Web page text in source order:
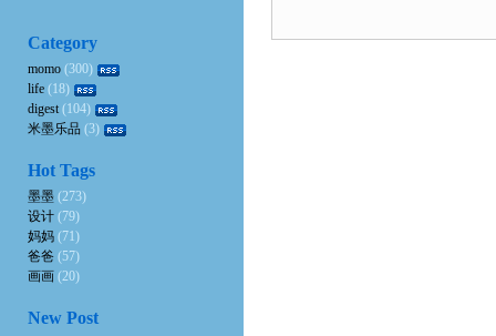
Category
momo (300)
life (18)
digest(104)
米墨乐品 (3)
Hot Tags
墨墨 (273)
设计 (79)
妈妈 (71)
爸爸 (57)
画画 (20)
New Post